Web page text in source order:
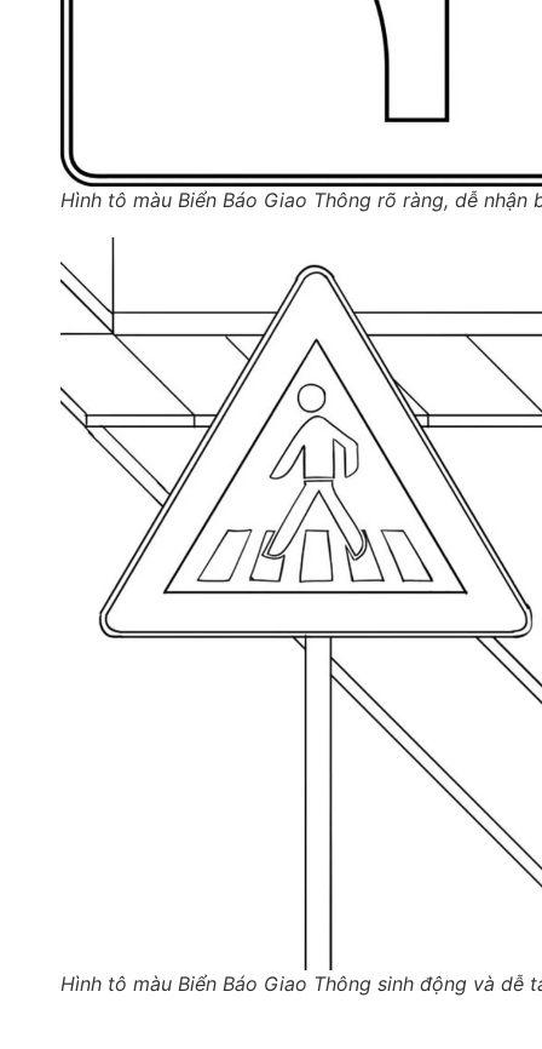
Hình tô màu Biển Báo Giao Thông rõ ràng, dễ nhận
Hình tô màu Biển Báo Giao Thông sinh động và dễ